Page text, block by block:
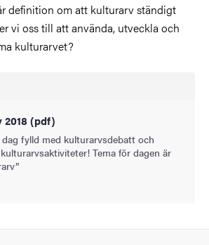
definition om att kulturarv ständigt
vi oss till att använda, utveckla och
kulturarvet?
2018 (pdf)
fylld med kulturarvsdebatt och
Tema för dagen är